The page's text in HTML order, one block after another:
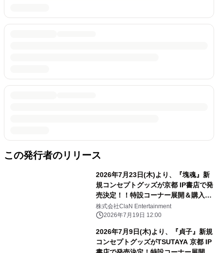
この発行者のリリース
2026年7月23日(木)より、『塊魂』新
規コンセプトグッズが京都 IP書店で発
売決定！！特設コーナー展開＆購入特
典ノベルティ配布！
株式会社ClaN Entertainment
2026年7月19日 12:00
2026年7月9日(木)より、『貞子』新規
コンセプトグッズがTSUTAYA 京都 IP